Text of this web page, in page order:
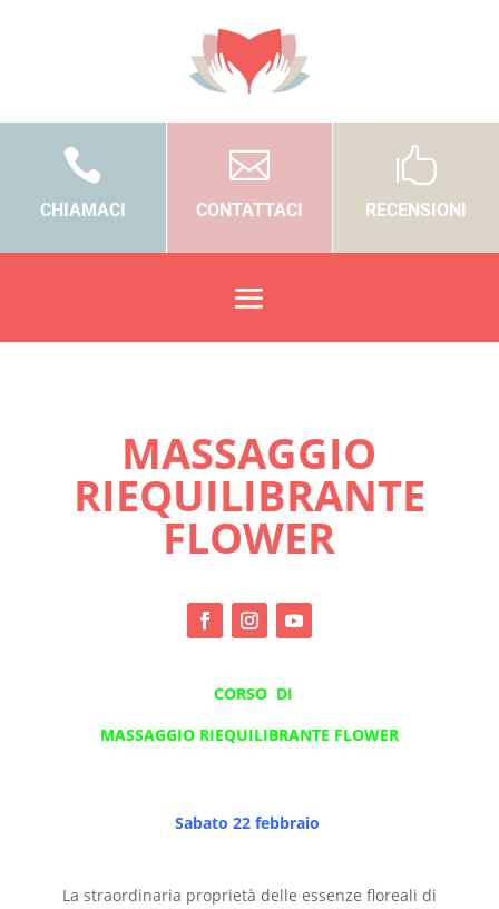

CHIAMACI

CONTATTACI

RECENSIONI
MASSAGGIO
RIEQUILIBRANTE
FLOWER
CORSO DI
MASSAGGIO RIEQUILIBRANTE FLOWER
Sabato 22 febbraio
La straordinaria proprietà delle essenze floreali di